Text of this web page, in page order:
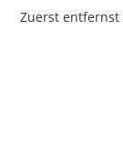
Zuerst entfernst